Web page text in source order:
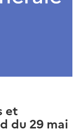
et
du 29 mai